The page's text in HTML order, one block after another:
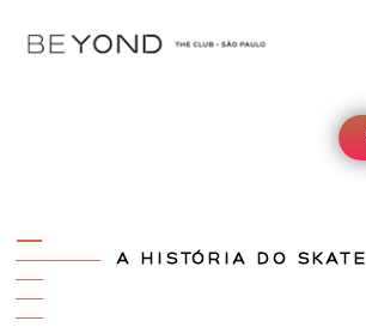
A HISTÓRIA DO SKATE